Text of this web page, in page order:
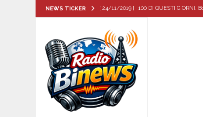
NEWS TICKER [ 24/11/2019 ] 100 DI QUESTI
[ 09/08/2026 ] Flumeri, ieri 8 agosto
[ 09/08/2026 ] MUGNANO DEL
Santa Filomena
[ 09/08/2026 ] Baiano, smarrito un
[ 09/08/2026 ]